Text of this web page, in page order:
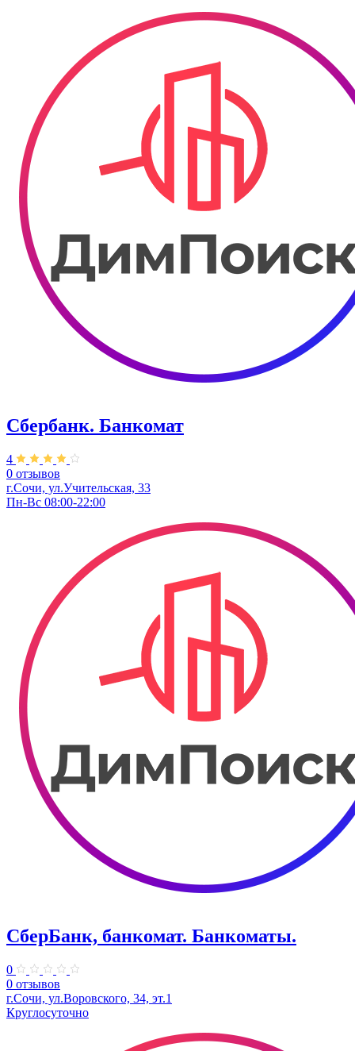
Сбербанк. Банкомат
4
0 отзывов
​г.Сочи, ул.​Учительская, 33
Пн-Вс 08:00-22:00
СберБанк, банкомат. Банкоматы.
0
0 отзывов
г.Сочи, ул.​Воровского, 34, эт.1
Круглосуточно